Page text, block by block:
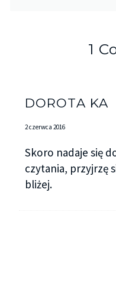
1
DOROTA KA
2 czerwca 2016
Skoro nadaje się
czytania, przyjrzę
bliżej.